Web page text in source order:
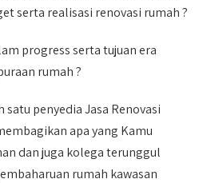
serta realisasi renovasi rumah ?
progress serta tujuan era
rumah ?
satu penyedia Jasa Renovasi
apa yang Kamu
dan juga kolega terunggul
rumah kawasan